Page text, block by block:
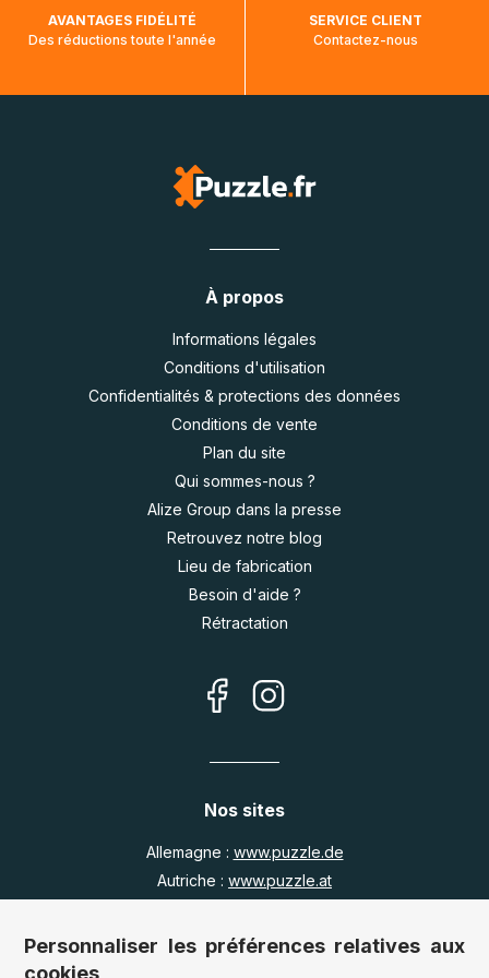
AVANTAGES FIDÉLITÉ
Des réductions toute l'année
SERVICE CLIENT
Contactez-nous
À propos
Informations légales
Conditions d'utilisation
Confidentialités & protections des données
Conditions de vente
Plan du site
Qui sommes-nous ?
Alize Group dans la presse
Retrouvez notre blog
Lieu de fabrication
Besoin d'aide ?
Rétractation
Nos sites
Allemagne : www.puzzle.de
Autriche : www.puzzle.at
Royaume Uni :
www.jigsawpuzzle.co.uk
Personnaliser les préférences relatives aux
cookies